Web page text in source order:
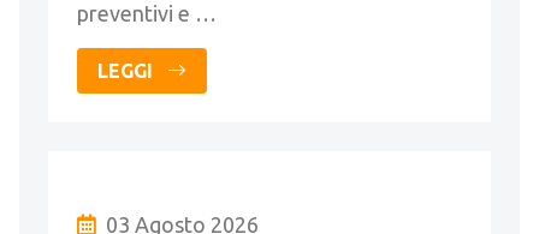
preventivi e …
LEGGI
03 Agosto 2026